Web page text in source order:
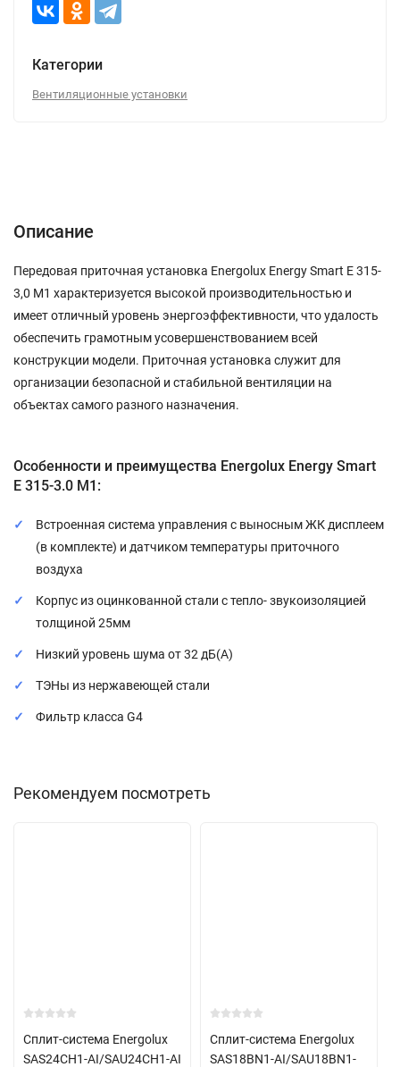
Категории
Вентиляционные установки
Описание
Передовая приточная установка Energolux Energy Smart E 315-
3,0 M1 характеризуется высокой производительностью и
имеет отличный уровень энергоэффективности, что удалость
обеспечить грамотным усовершенствованием всей
конструкции модели. Приточная установка служит для
организации безопасной и стабильной вентиляции на
объектах самого разного назначения.
Особенности и преимущества Energolux Energy Smart
E 315-3.0 M1:
Встроенная система управления с выносным ЖК дисплеем
(в комплекте) и датчиком температуры приточного
воздуха
Корпус из оцинкованной стали с тепло- звукоизоляцией
толщиной 25мм
Низкий уровень шума от 32 дБ(А)
ТЭНы из нержавеющей стали
Фильтр класса G4
Рекомендуем посмотреть
Сплит-система Energolux
SAS24CH1-AI/SAU24CH1-AI
Сплит-система Energolux
SAS18BN1-AI/SAU18BN1-